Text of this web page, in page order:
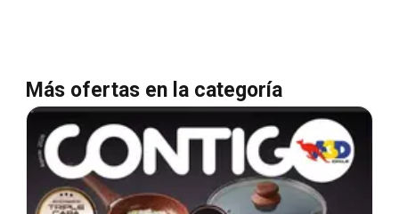
Más ofertas en la categoría